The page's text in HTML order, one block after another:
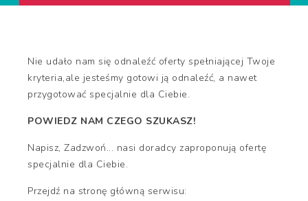
Nie udało nam się odnaleźć oferty spełniającej Twoje
kryteria,ale jesteśmy gotowi ją odnaleźć, a nawet
przygotować specjalnie dla Ciebie.
POWIEDZ NAM CZEGO SZUKASZ!
Napisz, Zadzwoń... nasi doradcy zaproponują ofertę
specjalnie dla Ciebie.
Przejdź na stronę główną serwisu: